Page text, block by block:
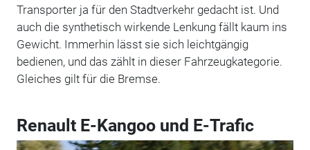
Transporter ja für den Stadtverkehr gedacht ist. Und
auch die synthetisch wirkende Lenkung fällt kaum ins
Gewicht. Immerhin lässt sie sich leichtgängig
bedienen, und das zählt in dieser Fahrzeugkategorie.
Gleiches gilt für die Bremse.
Renault E-Kangoo und E-Trafic